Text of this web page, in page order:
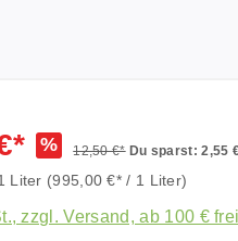
% 12,50 €* Du sparst: 2,55
Liter (995,00 €* / 1 Liter)
zzgl. Versand, ab 100 €